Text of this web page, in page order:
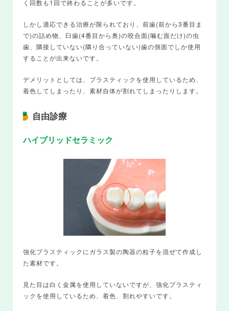
く回数も1回で終わることが多いです。
しかし適応できる治療が限られており、前歯(前から3番目ま
で)の詰め物、臼歯(4番目から奥)の咬合面(噛む面だけ)の虫
歯、隣接していない(隣り合っていない)歯の側面でしか使用
することが出来ないです。
デメリットとしては、プラスティックを使用しているため、
着色してしまったり、素材自体が割れてしまったりします。
自由診療
ハイブリッドセラミック
強化プラスティックにガラス製の陶器の粒子を混ぜて作成し
た素材です。
見た目は白く金属を使用していないですが、強化プラスティ
ックを使用しているため、着色、割れやすいです。